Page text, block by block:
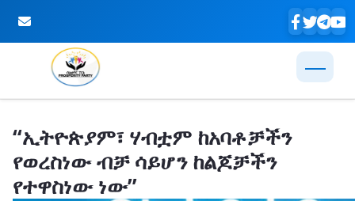
“ኢትዮጵያም፣ ሃብቷም ከአባቶቻችን
የወረስነው ብቻ ሳይሆን ከልጆቻችን
የተዋስነው ነው”